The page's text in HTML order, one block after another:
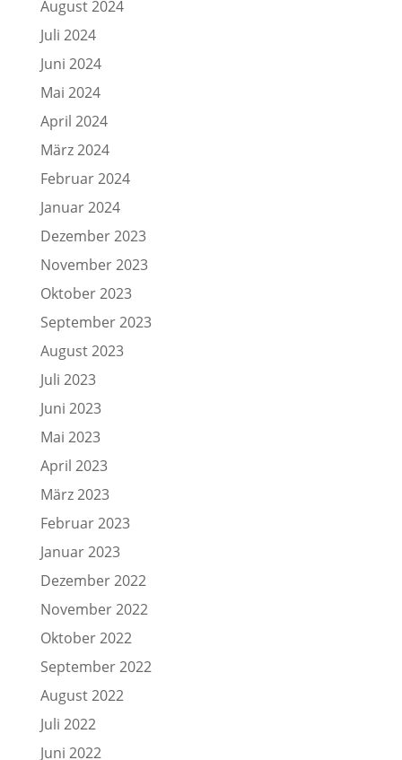
August 2024
Juli 2024
Juni 2024
Mai 2024
April 2024
März 2024
Februar 2024
Januar 2024
Dezember 2023
November 2023
Oktober 2023
September 2023
August 2023
Juli 2023
Juni 2023
Mai 2023
April 2023
März 2023
Februar 2023
Januar 2023
Dezember 2022
November 2022
Oktober 2022
September 2022
August 2022
Juli 2022
Juni 2022